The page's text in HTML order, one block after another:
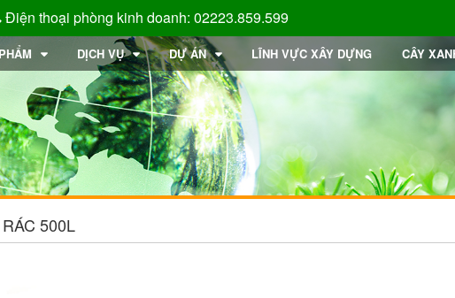
Điện thoại phòng kinh doanh: 02223.859.599
DỊCH VỤ DỰ ÁN LĨNH VỰC XÂY DỰNG CÂY
500L